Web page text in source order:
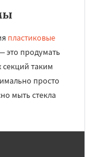
пластиковые
это продумать
таким
просто
мыть стекла